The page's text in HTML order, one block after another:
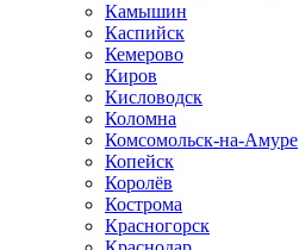
Камышин
Каспийск
Кемерово
Киров
Кисловодск
Коломна
Комсомольск-на-Амуре
Копейск
Королёв
Кострома
Красногорск